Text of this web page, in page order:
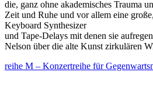
die, ganz ohne akademisches Trauma
Zeit und Ruhe und vor allem eine
Keyboard Synthesizer
und Tape-Delays mit denen sie
Nelson über die alte Kunst zirkulären
reihe M – Konzertreihe für